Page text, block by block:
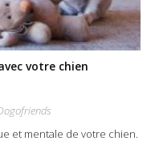
votre chien
et mentale de votre chien.